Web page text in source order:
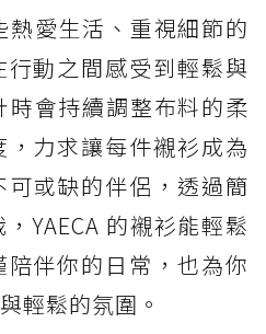
熱愛生活、重視細節的
動之間感受到輕鬆與
時會持續調整布料的柔
，力求讓每件襯衫成為
或缺的伴侶，透過簡
YAECA 的襯衫能輕鬆
伴你的日常，也為你
輕鬆的氛圍。